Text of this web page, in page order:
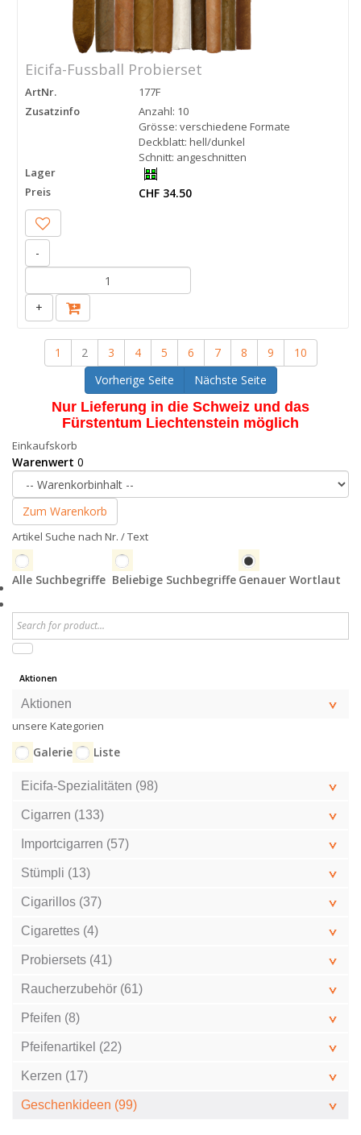
Eicifa-Fussball Probierset
ArtNr.
177F
Zusatzinfo
Anzahl: 10
Grösse: verschiedene Formate
Deckblatt: hell/dunkel
Schnitt: angeschnitten
Lager
Preis
CHF 34.50
-
+
1 2 3 4 5 6 7 8 9
10
Vorherige Seite
Nächste Seite
Nur Lieferung in die Schweiz und das
Fürstentum Liechtenstein möglich
Einkaufskorb
Warenwert 0
Zum Warenkorb
Artikel Suche nach Nr. / Text
Alle Suchbegriffe Beliebige Suchbegriffe Genauer Wortlaut
Aktionen
Aktionen
unsere Kategorien
Galerie Liste
Eicifa-Spezialitäten (98)
Cigarren (133)
Importcigarren (57)
Stümpli (13)
Cigarillos (37)
Cigarettes (4)
Probiersets (41)
Raucherzubehör (61)
Pfeifen (8)
Pfeifenartikel (22)
Kerzen (17)
Geschenkideen (99)